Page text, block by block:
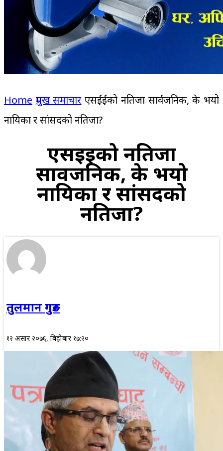
Home प्रमुख समाचार एसईईको नतिजा सार्वजनिक, के भयो
नायिका र सांसदको नतिजा?
एसईईको नतिजा
सार्वजनिक, के भयो
नायिका र सांसदको
नतिजा?
तुलमान गुरुङ
१२ असार २०७६, बिहीबार १७:२०